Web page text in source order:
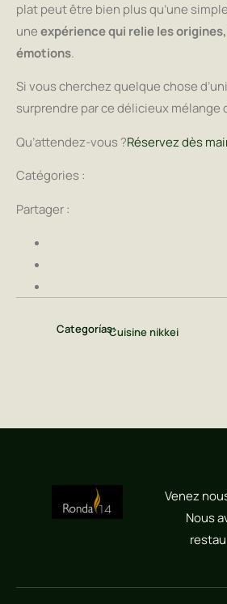
plat peut être bien plus qu’une
uneexpérience qui relie les
émotions.
Si vous cherchez quelque chose
surprendre par ce délicieux mélange
Qu’attendez-vous ?Réservez dès
Catégories :
Partager :
Categorías:Cuisine nikkei
Venez
Nous